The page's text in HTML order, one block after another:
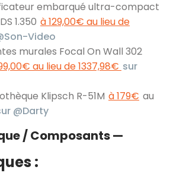
embarqué ultra-compact
1.350 à 129,00€ au lieu de
Video
murales Focal On Wall 302
au lieu de 1337,98€ sur
Klipsch R-51M à 179€ au
@Darty
/ Composants —
: